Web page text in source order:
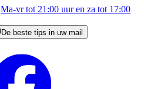
Ma-vr tot 21:00 uur en za tot 17:00
De beste tips in uw mail